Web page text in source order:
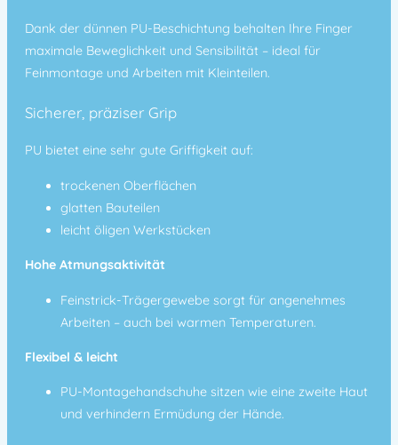
Dank der dünnen PU-Beschichtung behalten Ihre Finger
maximale Beweglichkeit und Sensibilität – ideal für
Feinmontage und Arbeiten mit Kleinteilen.
Sicherer, präziser Grip
PU bietet eine sehr gute Griffigkeit auf:
trockenen Oberflächen
glatten Bauteilen
leicht öligen Werkstücken
Hohe Atmungsaktivität
Feinstrick-Trägergewebe sorgt für angenehmes
Arbeiten – auch bei warmen Temperaturen.
Flexibel & leicht
PU-Montagehandschuhe sitzen wie eine zweite Haut
und verhindern Ermüdung der Hände.